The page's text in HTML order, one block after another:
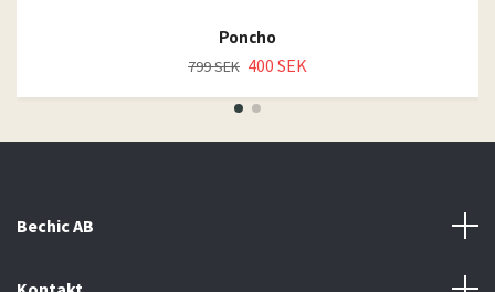
Poncho
799 SEK 400 SEK
Bechic AB